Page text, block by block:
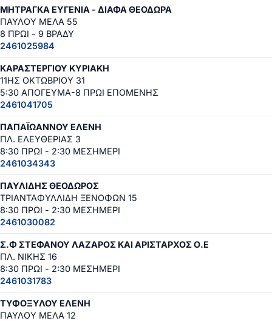
ΜΗΤΡΑΓΚΑ ΕΥΓΕΝΙΑ - ΔΙΑΦΑ ΘΕΟΔΩΡΑ
ΠΑΥΛΟΥ ΜΕΛΑ 55
8 ΠΡΩΙ - 9 ΒΡΑΔΥ
2461025984
ΚΑΡΑΣΤΕΡΓΙΟΥ ΚΥΡΙΑΚΗ
11ΗΣ ΟΚΤΩΒΡΙΟΥ 31
5:30 ΑΠΟΓΕΥΜΑ-8 ΠΡΩΙ ΕΠΟΜΕΝΗΣ
2461041705
ΠΑΠΑΪΩΑΝΝΟΥ ΕΛΕΝΗ
ΠΛ. ΕΛΕΥΘΕΡΙΑΣ 3
8:30 ΠΡΩΙ - 2:30 ΜΕΣΗΜΕΡΙ
2461034343
ΠΑΥΛΙΔΗΣ ΘΕΟΔΩΡΟΣ
ΤΡΙΑΝΤΑΦΥΛΛΙΔΗ ΞΕΝΟΦΩΝ 15
8:30 ΠΡΩΙ - 2:30 ΜΕΣΗΜΕΡΙ
2461030082
Σ.Φ ΣΤΕΦΑΝΟΥ ΛΑΖΑΡΟΣ ΚΑΙ ΑΡΙΣΤΑΡΧΟΣ Ο.Ε
ΠΛ. ΝΙΚΗΣ 16
8:30 ΠΡΩΙ - 2:30 ΜΕΣΗΜΕΡΙ
2461031783
ΤΥΦΟΞΥΛΟΥ ΕΛΕΝΗ
ΠΑΥΛΟΥ ΜΕΛΑ 12